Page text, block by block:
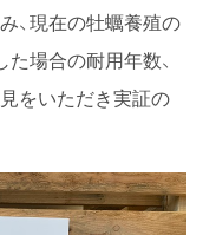
、現在の牡蠣養殖の
場合の耐用年数、
をいただき実証の